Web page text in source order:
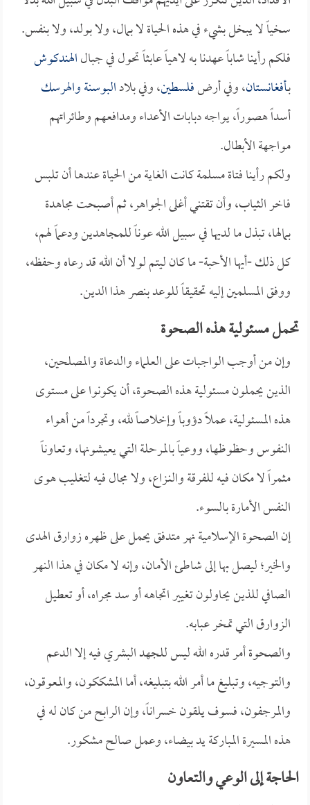
سخياً لا يبخل بشيء في هذه الحياة لا بمال، ولا بولد، ولا بنفس.
فلكم رأينا شاباً عهدنا به لاهياً عابثاً تحول في جبالالهندكوش
بـأفغانستان، وفي أرضفلسطين، وفي بلادالبوسنة والهرسك
أسداً هصوراً، يواجه دبابات الأعداء ومدافعهم وطائراتهم
مواجهة الأبطال.
ولكم رأينا فتاة مسلمة كانت الغاية من الحياة عندها أن تلبس
فاخر الثياب، وأن تقتني أغلى الجواهر، ثم أصبحت مجاهدة
بمالها، تبذل ما لديها في سبيل الله عوناً للمجاهدين ودعماً لهم،
كل ذلك -أيها الأحبة- ما كان ليتم لولا أن الله قد رعاه وحفظه،
ووفق المسلمين إليه تحقيقاً للوعد بنصر هذا الدين.
تحمل مسئولية هذه الصحوة
وإن من أوجب الواجبات على العلماء والدعاة والمصلحين،
الذين يحملون مسئولية هذه الصحوة، أن يكونوا على مستوى
هذه المسئولية، عملاً دؤوباً وإخلاصاً لله، وتجرداً من أهواء
النفوس وحظوظها، ووعياً بالمرحلة التي يعيشونها، وتعاوناً
مثمراً لا مكان فيه للفرقة والنـزاع، ولا مجال فيه لتغليب هوى
النفس الأمارة بالسوء.
إن الصحوة الإسلامية نهر متدفق يحمل على ظهره زوارق الهدى
والخير؛ ليصل بها إلى شاطئ الأمان، وإنه لا مكان في هذا النهر
الصافي للذين يحاولون تغيير اتجاهه أو سد مجراه، أو تعطيل
الزوارق التي تمخر عبابه.
والصحوة أمر قدره الله ليس للجهد البشري فيه إلا الدعم
والتوجيه، وتبليغ ما أمر الله بتبليغه، أما المشككون، والمعوقون،
والمرجفون، فسوف يلقون خسراناً، وإن الرابح من كان له في
هذه المسيرة المباركة يد بيضاء، وعمل صالح مشكور.
الحاجة إلى الوعي والتعاون